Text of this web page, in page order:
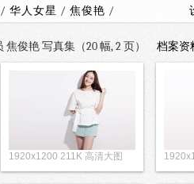
/ 华人女星 / 焦俊艳 /
焦俊艳 写真集（20 幅, 2 页） 档案资
1920x1200 211K 高清大图